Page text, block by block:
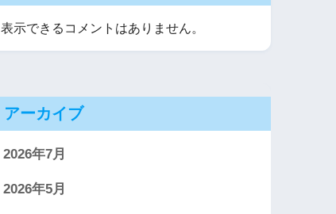
表示できるコメントはありません。
アーカイブ
2026年7月
2026年5月